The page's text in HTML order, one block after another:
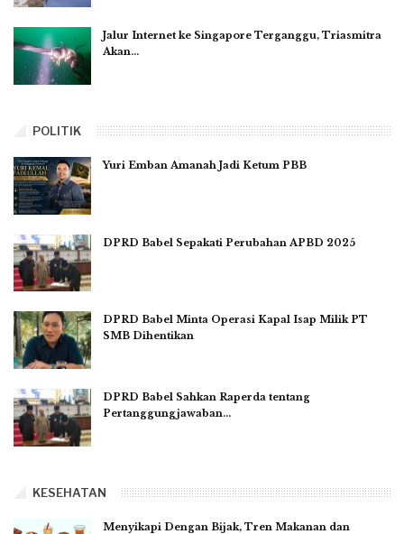
Jalur Internet ke Singapore Terganggu, Triasmitra
Akan…
POLITIK
Yuri Emban Amanah Jadi Ketum PBB
DPRD Babel Sepakati Perubahan APBD 2025
DPRD Babel Minta Operasi Kapal Isap Milik PT
SMB Dihentikan
DPRD Babel Sahkan Raperda tentang
Pertanggungjawaban…
KESEHATAN
Menyikapi Dengan Bijak, Tren Makanan dan